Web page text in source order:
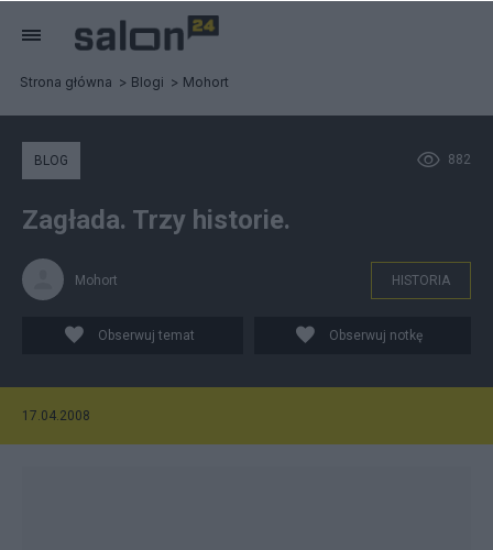
Strona główna Blogi Mohort
882
BLOG
Zagłada. Trzy historie.
Mohort HISTORIA
Obserwuj temat Obserwuj notkę
17.04.2008